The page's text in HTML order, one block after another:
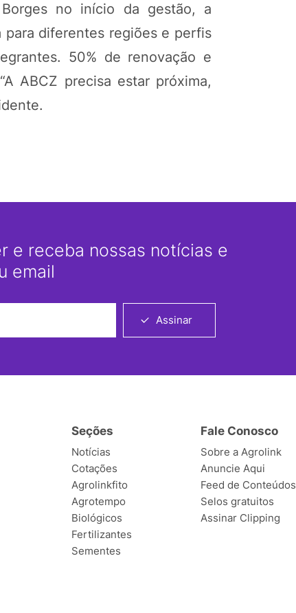
no início da gestão, a
para diferentes regiões e perfis
50% de renovação e
ABCZ precisa estar próxima,
e receba nossas notícias e
email
Assinar
Seções
Notícias
Cotações
Agrolinkfito
Agrotempo
Biológicos
Fertilizantes
Sementes
Fale Conosco
Sobre a Agrolink
Anuncie Aqui
Feed de Conteúdos
Selos gratuitos
Assinar Clipping